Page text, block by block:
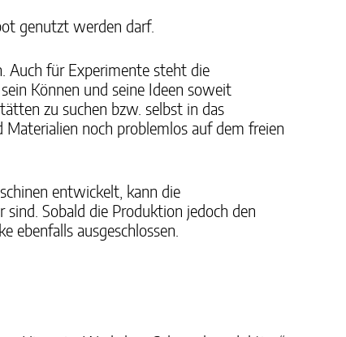
genutzt werden darf.
Auch für Experimente steht die
Können und seine Ideen soweit
zu suchen bzw. selbst in das
noch problemlos auf dem freien
entwickelt, kann die
Sobald die Produktion jedoch den
ebenfalls ausgeschlossen.